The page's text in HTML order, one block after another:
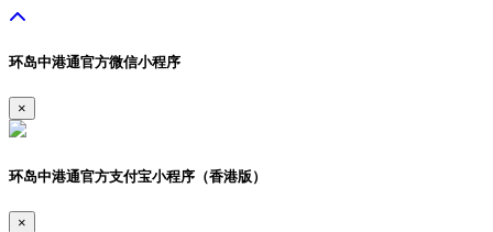
环岛中港通官方微信小程序
×
环岛中港通官方支付宝小程序（香港版）
×